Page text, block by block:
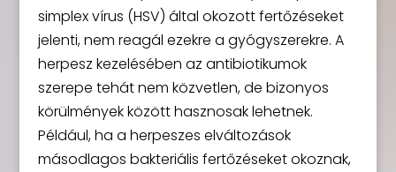
simplex vírus (HSV) által okozott fertőzéseket
jelenti, nem reagál ezekre a gyógyszerekre. A
herpesz kezelésében az antibiotikumok
szerepe tehát nem közvetlen, de bizonyos
körülmények között hasznosak lehetnek.
Például, ha a herpeszes elváltozások
másodlagos bakteriális fertőzéseket okoznak,